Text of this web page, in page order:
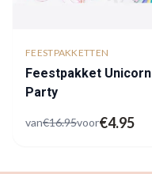
FEESTPAKKETTEN
Feestpakket Unicorn
Party
van€16.95voor€4.95